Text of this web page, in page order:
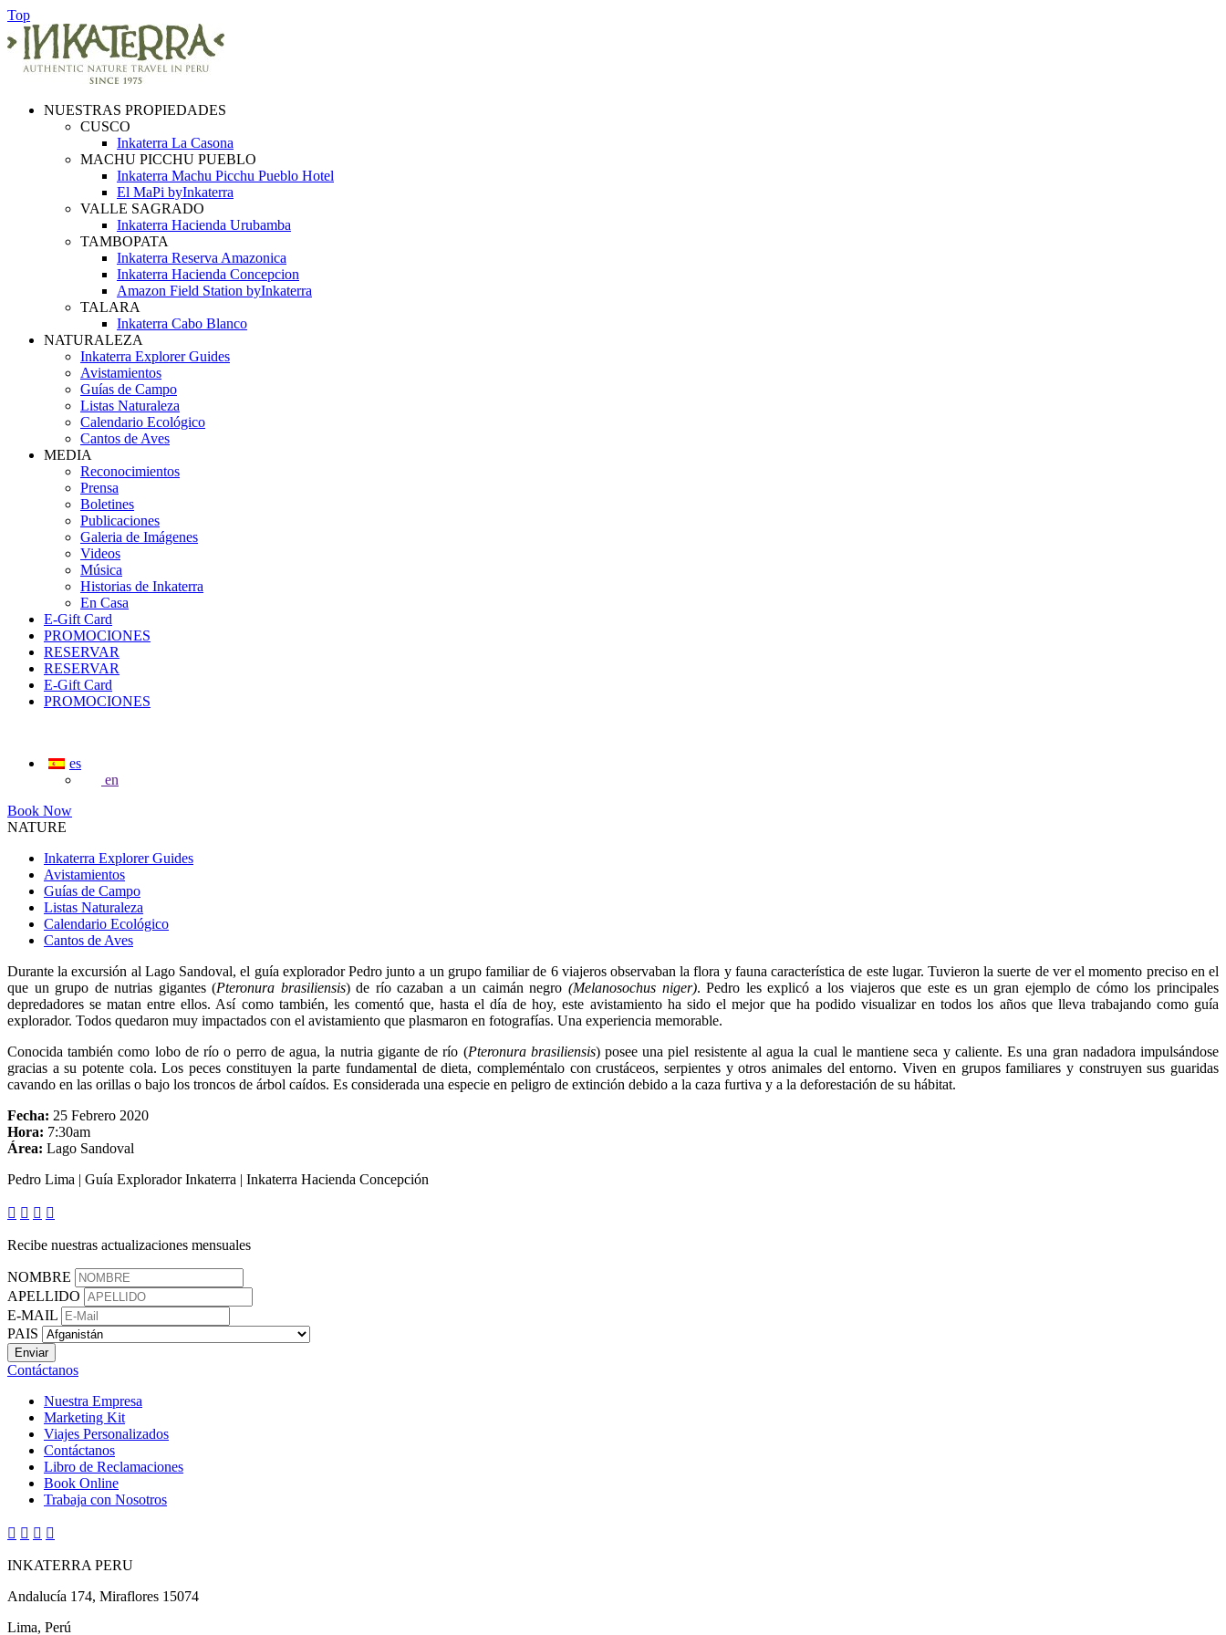
Top
NUESTRAS PROPIEDADES
CUSCO
Inkaterra La Casona
MACHU PICCHU PUEBLO
Inkaterra Machu Picchu Pueblo Hotel
El MaPi byInkaterra
VALLE SAGRADO
Inkaterra Hacienda Urubamba
TAMBOPATA
Inkaterra Reserva Amazonica
Inkaterra Hacienda Concepcion
Amazon Field Station byInkaterra
TALARA
Inkaterra Cabo Blanco
NATURALEZA
Inkaterra Explorer Guides
Avistamientos
Guías de Campo
Listas Naturaleza
Calendario Ecológico
Cantos de Aves
MEDIA
Reconocimientos
Prensa
Boletines
Publicaciones
Galeria de Imágenes
Videos
Música
Historias de Inkaterra
En Casa
E-Gift Card
PROMOCIONES
RESERVAR
RESERVAR
E-Gift Card
PROMOCIONES
es
en
Book Now
NATURE
Inkaterra Explorer Guides
Avistamientos
Guías de Campo
Listas Naturaleza
Calendario Ecológico
Cantos de Aves
Durante la excursión al Lago Sandoval, el guía explorador Pedro junto a un grupo familiar de 6 viajeros observaban la flora y fauna característica de este lugar. Tuvieron la suerte de ver el momento preciso en el
que un grupo de nutrias gigantes (Pteronura brasiliensis) de río cazaban a un caimán negro (Melanosochus niger). Pedro les explicó a los viajeros que este es un gran ejemplo de cómo los principales
depredadores se matan entre ellos. Así como también, les comentó que, hasta el día de hoy, este avistamiento ha sido el mejor que ha podido visualizar en todos los años que lleva trabajando como guía
explorador. Todos quedaron muy impactados con el avistamiento que plasmaron en fotografías. Una experiencia memorable.
Conocida también como lobo de río o perro de agua, la nutria gigante de río (Pteronura brasiliensis) posee una piel resistente al agua la cual le mantiene seca y caliente. Es una gran nadadora impulsándose
gracias a su potente cola. Los peces constituyen la parte fundamental de dieta, compleméntalo con crustáceos, serpientes y otros animales del entorno. Viven en grupos familiares y construyen sus guaridas
cavando en las orillas o bajo los troncos de árbol caídos. Es considerada una especie en peligro de extinción debido a la caza furtiva y a la deforestación de su hábitat.
Fecha: 25 Febrero 2020
Hora: 7:30am
Área: Lago Sandoval
Pedro Lima | Guía Explorador Inkaterra | Inkaterra Hacienda Concepción
   
Recibe nuestras actualizaciones mensuales
NOMBRE
APELLIDO
E-MAIL
PAIS
Contáctanos
Nuestra Empresa
Marketing Kit
Viajes Personalizados
Contáctanos
Libro de Reclamaciones
Book Online
Trabaja con Nosotros
   
INKATERRA PERU
Andalucía 174, Miraflores 15074
Lima, Perú